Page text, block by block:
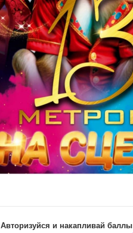
Авторизуйся и накапливай баллы